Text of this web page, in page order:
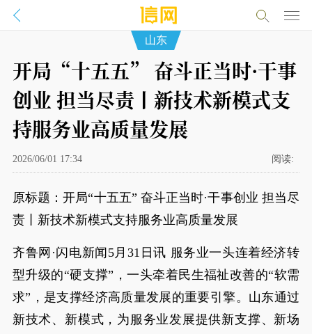
山东
开局“十五五” 奋斗正当时·干事
创业 担当尽责丨新技术新模式支
持服务业高质量发展
2026/06/01 17:34 阅读:
原标题：开局“十五五” 奋斗正当时·干事创业 担当尽
责丨新技术新模式支持服务业高质量发展
齐鲁网·闪电新闻5月31日讯 服务业一头连着经济转
型升级的“硬支撑”，一头牵着民生福祉改善的“软需
求”，是支撑经济高质量发展的重要引擎。山东通过
新技术、新模式，为服务业发展提供新支撑、新场